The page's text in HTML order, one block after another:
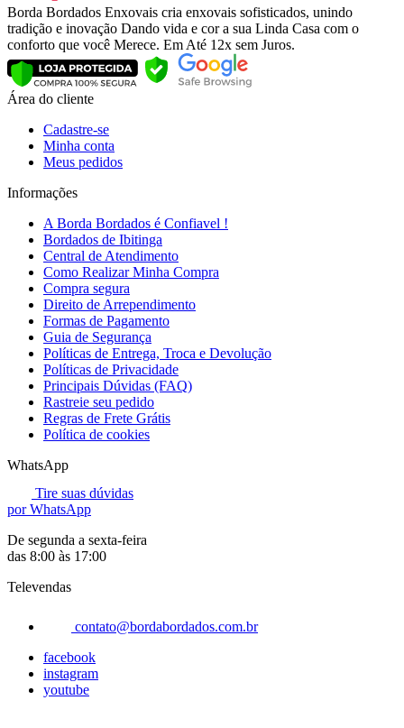
Borda Bordados Enxovais cria enxovais sofisticados, unindo
tradição e inovação Dando vida e cor a sua Linda Casa com o
conforto que você Merece. Em Até 12x sem Juros.
Área do cliente
Cadastre-se
Minha conta
Meus pedidos
Informações
A Borda Bordados é Confiavel !
Bordados de Ibitinga
Central de Atendimento
Como Realizar Minha Compra
Compra segura
Direito de Arrependimento
Formas de Pagamento
Guia de Segurança
Políticas de Entrega, Troca e Devolução
Políticas de Privacidade
Principais Dúvidas (FAQ)
Rastreie seu pedido
Regras de Frete Grátis
Política de cookies
WhatsApp
Tire suas dúvidas
por WhatsApp
De segunda a sexta-feira
das 8:00 às 17:00
Televendas
contato@bordabordados.com.br
facebook
instagram
youtube